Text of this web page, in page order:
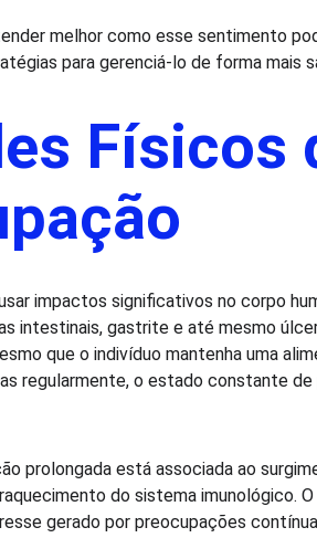
melhor como esse sentimento
para gerenciá-lo de forma mais
Físicos
impactos significativos no corpo
intestinais, gastrite e até mesmo
que o indivíduo mantenha uma
regularmente, o estado constante
prolongada está associada ao
do sistema imunológico.
gerado por preocupações